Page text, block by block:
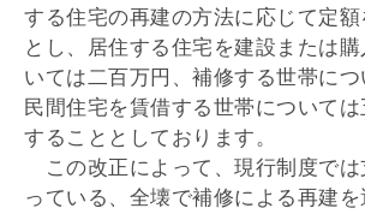
する住宅の再建の方法に応じて定額
とし、居住する住宅を建設または
いては二百万円、補修する世帯につ
民間住宅を賃借する世帯について
することとしております。
この改正によって、現行制度では
っている、全壊で補修による再建